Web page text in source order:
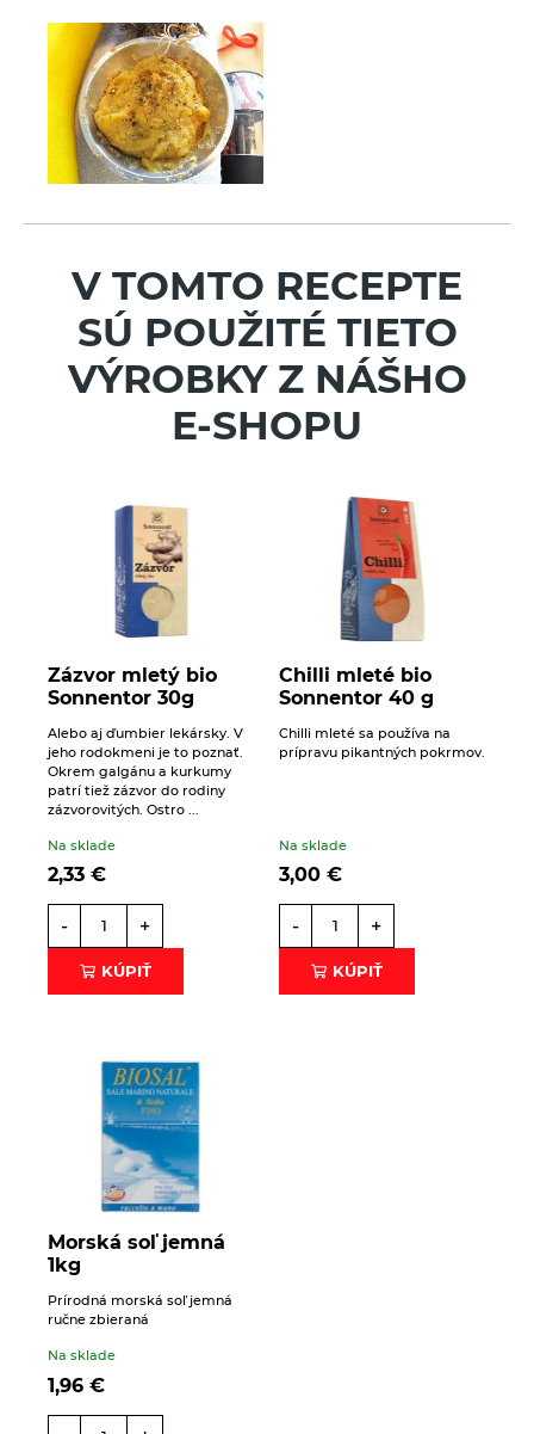
V TOMTO RECEPTE
SÚ POUŽITÉ TIETO
VÝROBKY Z NÁŠHO
E-SHOPU
Zázvor mletý bio
Sonnentor 30g
Alebo aj ďumbier lekársky. V
jeho rodokmeni je to poznať.
Okrem galgánu a kurkumy
patrí tiež zázvor do rodiny
zázvorovitých. Ostro ...
Na sklade
2,33 €
- +
KÚPIŤ
Chilli mleté bio
Sonnentor 40 g
Chilli mleté sa používa na
prípravu pikantných pokrmov.
Na sklade
3,00 €
- +
KÚPIŤ
Morská soľ jemná
1kg
Prírodná morská soľ jemná
ručne zbieraná
Na sklade
1,96 €